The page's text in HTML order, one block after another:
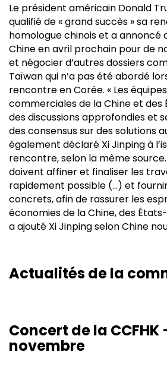
Le président américain Donald
qualifié de « grand succès » sa
homologue chinois et a annoncé
Chine en avril prochain pour de
et négocier d’autres dossiers
Taïwan qui n’a pas été abordé
rencontre en Corée. « Les
commerciales de la Chine et
des discussions approfondies et
des consensus sur des solutions
également déclaré Xi Jinping à
rencontre, selon la même source.
doivent affiner et finaliser les
rapidement possible (…) et
concrets, afin de rassurer les
économies de la Chine, des
a ajouté Xi Jinping selon Chine
Actualités de la
Concert de la CCFHK
novembre